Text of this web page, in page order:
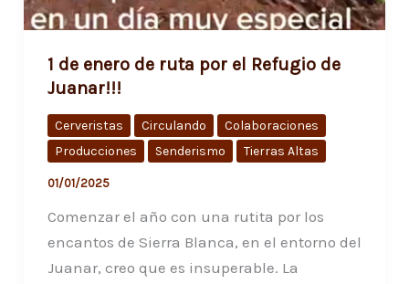
1 de enero de ruta por el Refugio de
Juanar!!!
Cerveristas Circulando
Colaboraciones
Producciones
Senderismo Tierras Altas
01/01/2025
Comenzar el año con una rutita por los
encantos de Sierra Blanca, en el entorno del
Juanar, creo que es insuperable. La